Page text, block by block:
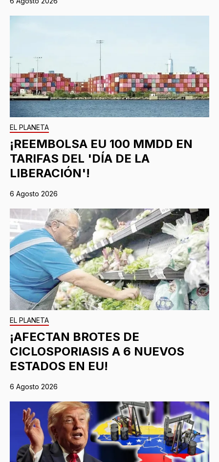
EL PLANETA
¡REEMBOLSA EU 100 MMDD EN
TARIFAS DEL 'DÍA DE LA
LIBERACIÓN'!
6 Agosto 2026
EL PLANETA
¡AFECTAN BROTES DE
CICLOSPORIASIS A 6 NUEVOS
ESTADOS EN EU!
6 Agosto 2026